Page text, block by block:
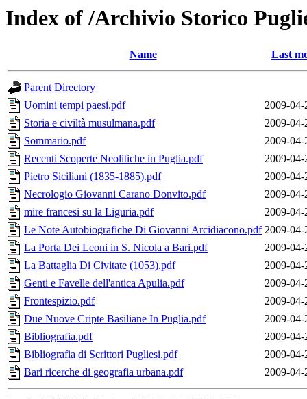
Index of /Archivio Storico
Name Last
Parent Directory
Uomini tempi paesi.pdf
2009-04-
Storia e civiltà musulmana.pdf
2009-04-
Sommario.pdf
2009-04-
Recenti Scoperte Neolitiche in Puglia.pdf
2009-04-
Pietro Siciliani (1835-1885).pdf
2009-04-
Necrologio Giovanni Carano Donvito.pdf
2009-04-
mire francesi su la Liguria.pdf
2009-04-
Le Note Autobiografiche Di Giovanni Arcidiacono.pdf 2009-04-
La Porta Dei Leoni in S. Nicola a Bari.pdf
2009-04-
La Battaglia Di Civitate (1053).pdf
2009-04-
Genti e Favelle dell'antica Apulia.pdf
2009-04-
Frontespizio.pdf
2009-04-
Due Nuove Cripte Basiliane In Puglia.pdf
2009-04-
Bibliografia.pdf
2009-04-
Bibliografia di Scrittori Pugliesi.pdf
2009-04-
Bari ricerche di geografia urbana.pdf
2009-04-